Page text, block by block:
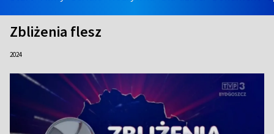
Zbliżenia flesz
2024